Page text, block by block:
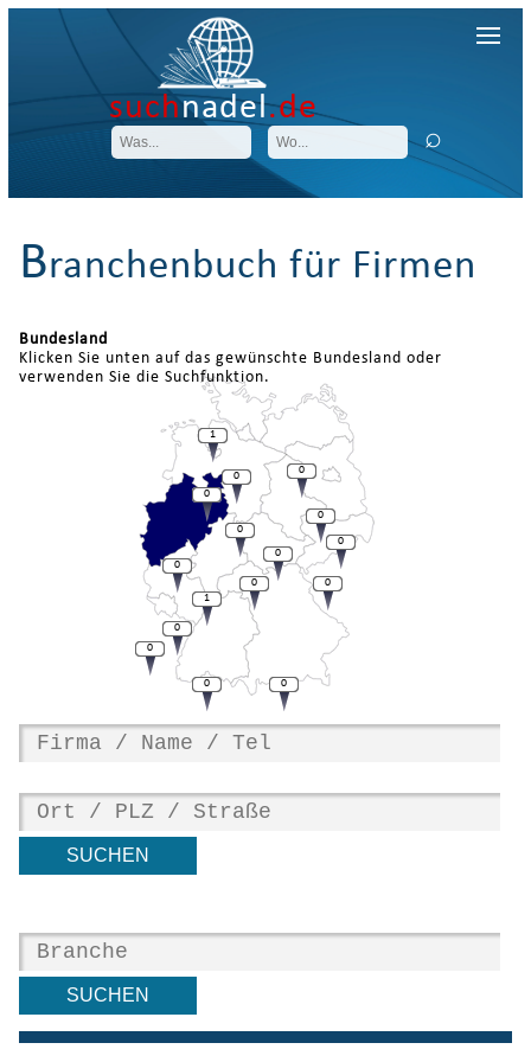
suchnadel.de
Branchenbuch für Firmen
Bundesland
Klicken Sie unten auf das gewünschte Bundesland oder
verwenden Sie die Suchfunktion.
0
0
0
0
0
0
0
1
0
0
0
1
0
0
0
0